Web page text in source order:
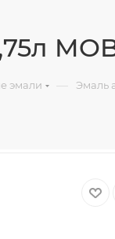
эмали — Эмаль